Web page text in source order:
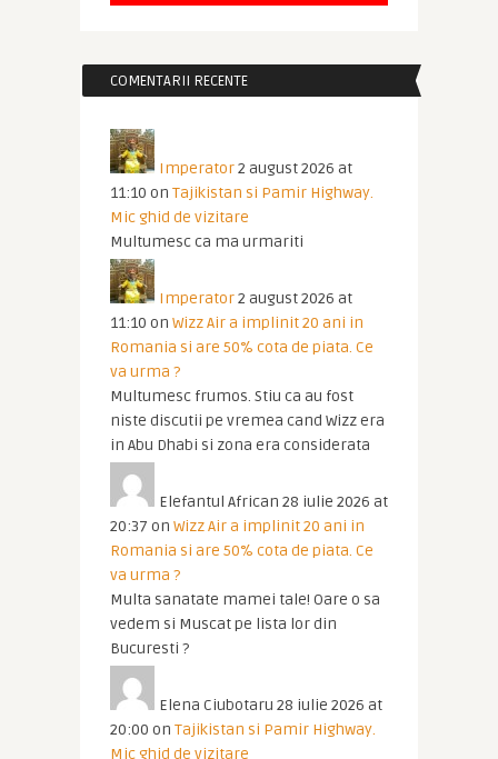
COMENTARII RECENTE
Imperator2 august 2026 at
11:10 on Tajikistan si Pamir Highway.
Mic ghid de vizitare
Multumesc ca ma urmariti
Imperator2 august 2026 at
11:10 on Wizz Air a implinit 20 ani in
Romania si are 50% cota de piata. Ce
va urma ?
Multumesc frumos. Stiu ca au fost
niste discutii pe vremea cand Wizz era
in Abu Dhabi si zona era considerata
Elefantul African 28 iulie 2026 at
20:37 on Wizz Air a implinit 20 ani in
Romania si are 50% cota de piata. Ce
va urma ?
Multa sanatate mamei tale! Oare o sa
vedem si Muscat pe lista lor din
Bucuresti ?
Elena Ciubotaru 28 iulie 2026 at
20:00 on Tajikistan si Pamir Highway.
Mic ghid de vizitare